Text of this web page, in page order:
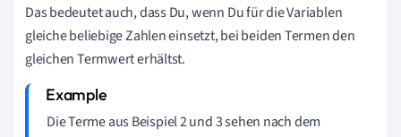
Das bedeutet auch, dass Du, wenn Du für die Variablen
gleiche beliebige Zahlen einsetzt, bei beiden Termen den
gleichen Termwert erhältst.
Die Terme aus Beispiel 2 und 3 sehen nach dem